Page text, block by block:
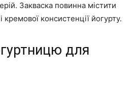
Закваска повинна містити
консистенції йогурту.
для